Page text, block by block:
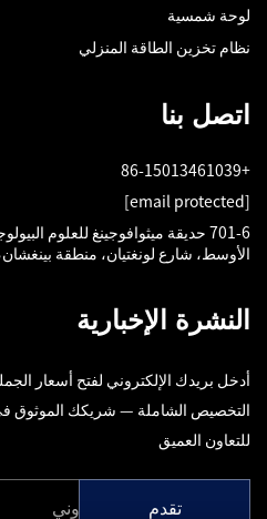
لوحة شمسية
نظام تخزين الطاقة المنزلي
اتصل بنا
+86-15013461039
[email protected]
الأوسط، شارع لونغتيان، منطقة
النشرة الإخبارية
أدخل بريدك الإلكتروني لفتح أسعار
التخصيص الشاملة — شريكك الموثوق
للتعاون العميق
تقدم